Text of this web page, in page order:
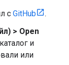
с GitHub
.
> Open
и
или